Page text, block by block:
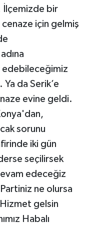
İlçemizde bir
için gelmiş
edebileceğimiz
da Serik’e
evine geldi.
sorunu
iki gün
seçilirsek
edeceğiz
ne olursa
Hizmet gelsin
Habalı